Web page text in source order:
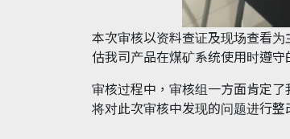
本次审核以资料查证及现场查看
估我司产品在煤矿系统使用时遵
审核过程中，审核组一方面肯定
将对此次审核中发现的问题进行